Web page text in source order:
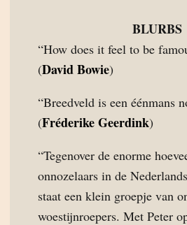
BLURBS
“How does it feel to be
(David Bowie)
“Breedveld is een éénmans
(Fréderike Geerdink)
“Tegenover de enorme
onnozelaars in de
staat een klein groepje van
woestijnroepers. Met Peter